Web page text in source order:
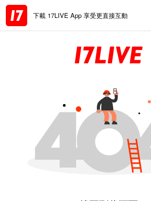
下載 17LIVE App 享受更直接互動